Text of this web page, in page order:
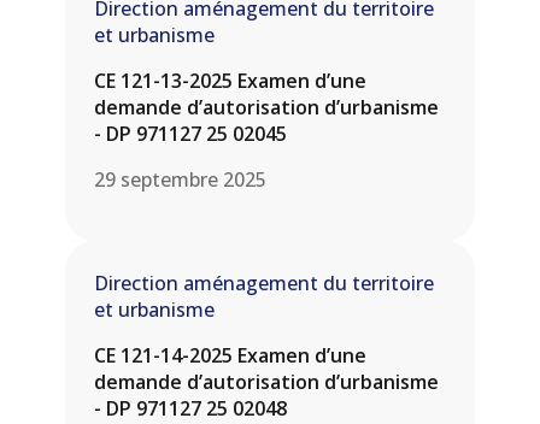
Direction aménagement du territoire
et urbanisme
CE 121-13-2025 Examen d’une
demande d’autorisation d’urbanisme
- DP 971127 25 02045
29 septembre 2025
Direction aménagement du territoire
et urbanisme
CE 121-14-2025 Examen d’une
demande d’autorisation d’urbanisme
- DP 971127 25 02048